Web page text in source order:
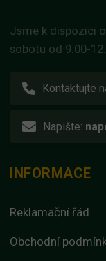
Jsme k dispozici
sobotu od 9:00-
Kontaktujte
Napište:
INFORMACE
Reklamační řád
Obchodní